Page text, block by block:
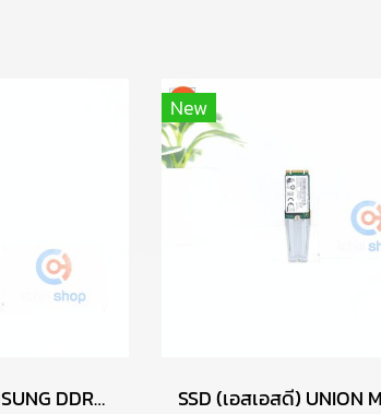
RAM (แรม) SAMSUNG DDR4 4GB (4GBX1) 2666MHz 16CHIP (ของใหม่) P17763
New